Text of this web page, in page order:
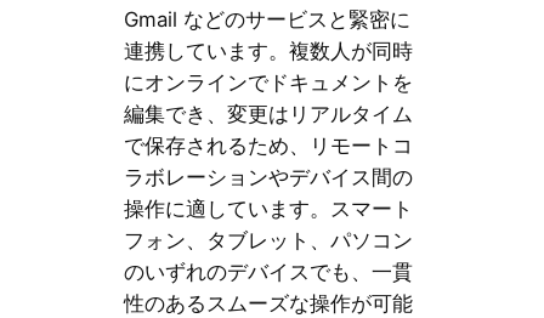
Gmail などのサービスと緊密に
連携しています。複数人が同時
にオンラインでドキュメントを
編集でき、変更はリアルタイム
で保存されるため、リモートコ
ラボレーションやデバイス間の
操作に適しています。スマート
フォン、タブレット、パソコン
のいずれのデバイスでも、一貫
性のあるスムーズな操作が可能